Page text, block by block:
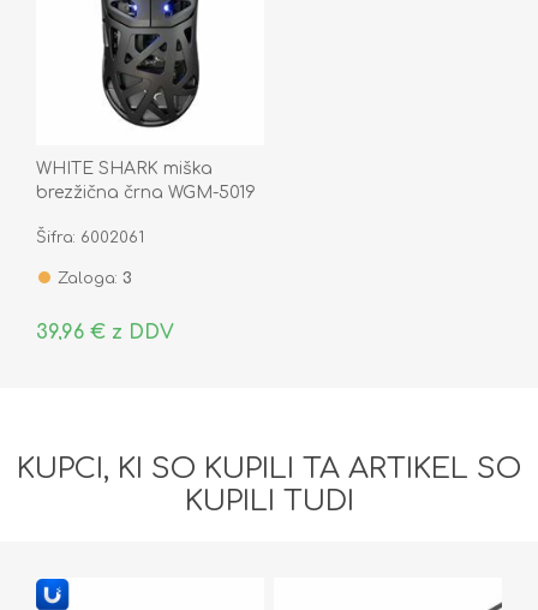
WHITE SHARK miška
brezžična črna WGM-5019
Šifra: 6002061
Zaloga: 3
39,96 € z DDV
KUPCI, KI SO KUPILI TA ARTIKEL SO
KUPILI TUDI